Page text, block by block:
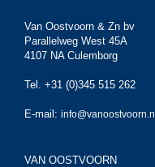
Van Oostvoorn & Zn bv
Parallelweg West 45A
4107 NA Culemborg
Tel. +31 (0)345 515 262
E-mail: info@vanoostvoorn.nl
VAN OOSTVOORN